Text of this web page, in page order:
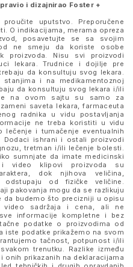
i dizajnirao Foster +
uputstvo. Preporučene
O indikacijama, merama opreza
posavetujte se sa svojim
ne smeju da koriste osobe
proizvoda. Nisu svi proizvodi
lekara. Trudnice i dojilje pre
da konsultuju svog lekara.
i na medikamentoznoj
da konsultuju svog lekara i/ili
na ovom sajtu su samo za
saveta lekara, farmaceuta
radnika u vidu postavljanja
ne treba koristiti u vidu
i tumačenje eventualnih
Dodaci ishrani i ostali proizvodi
tretman i/ili lečenje bolesti.
sumnjate da imate medicinski
i video klipovi proizvoda su
dok njihova veličina,
od fizičke veličine.
pakovanja mogu da se razlikuju
da budemo što precizniji u opisu
video sadržaja i cena, ali ne
informacije kompletne i bez
podatke o proizvodima od
iste podatke prikažemo na svom
tačnost, potpunost i/ili
trenutku. Razlike između
onih prikazanih na deklaracijama